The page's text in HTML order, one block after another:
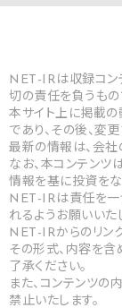
NET-IRは収録コン
切の責任を負うもの
本サイト上に掲載の
であり、その後、変
最新の情報は、会社
なお、本コンテンツ
情報を基に投資をな
NET-IRは責任を一
れるようお願いいた
NET-IRからのリン
その形式、内容を含
了承ください。
また、コンテンツの
禁止いたします。